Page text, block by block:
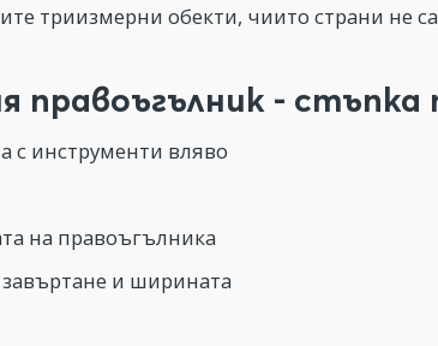
триизмерни обекти, чиито страни не
правоъгълник - стъпка
с инструменти вляво
на правоъгълника
завъртане и ширината